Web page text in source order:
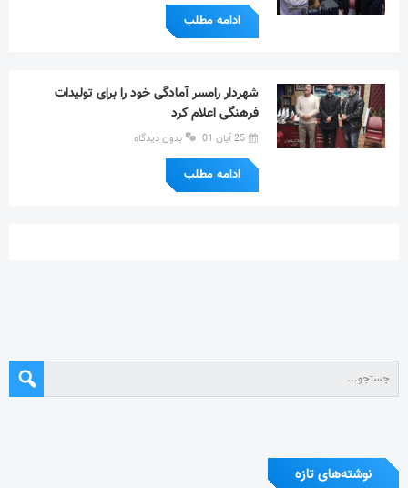
ادامه مطلب
شهردار رامسر آمادگی خود را برای تولیدات
فرهنگی اعلام کرد
25 آبان 01 بدون دیدگاه
ادامه مطلب
نوشته‌های تازه